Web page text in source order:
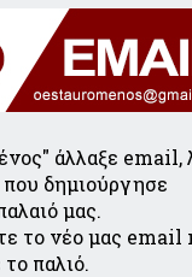
άλλαξε email,
δημιούργησε
μας.
το νέο μας email
παλιό.